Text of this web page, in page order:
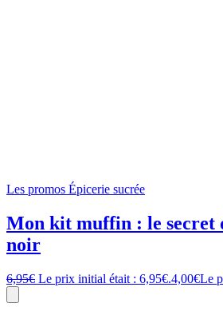
Les promos Épicerie sucrée
Mon kit muffin : le secret
noir
6,95€ Le prix initial était : 6,95€.4,00€Le